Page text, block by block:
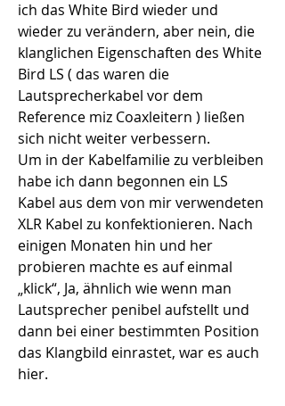
ich das White Bird wieder und
wieder zu verändern, aber nein, die
klanglichen Eigenschaften des White
Bird LS ( das waren die
Lautsprecherkabel vor dem
Reference miz Coaxleitern ) ließen
sich nicht weiter verbessern.
Um in der Kabelfamilie zu verbleiben
habe ich dann begonnen ein LS
Kabel aus dem von mir verwendeten
XLR Kabel zu konfektionieren. Nach
einigen Monaten hin und her
probieren machte es auf einmal
„klick“, Ja, ähnlich wie wenn man
Lautsprecher penibel aufstellt und
dann bei einer bestimmten Position
das Klangbild einrastet, war es auch
hier.